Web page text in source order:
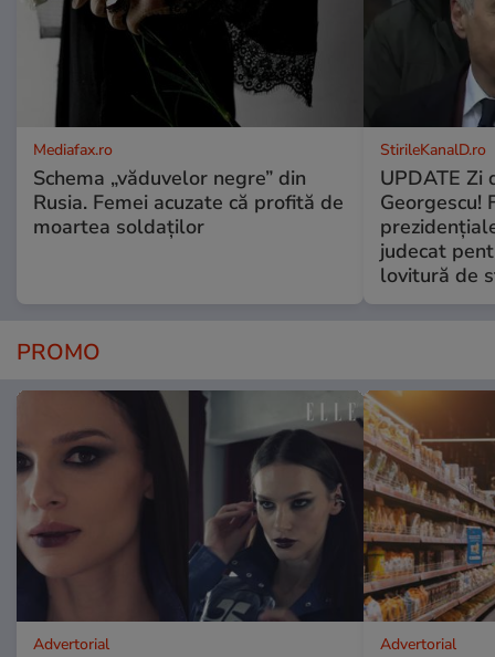
Mediafax.ro
Schema „văduvelor negre” din
Rusia. Femei acuzate că profită de
moartea soldaților
StirileKanalD.ro
UPDATE Zi
Georgescu!
judecat
lovitură de
PROMO
Advertorial Advertorial